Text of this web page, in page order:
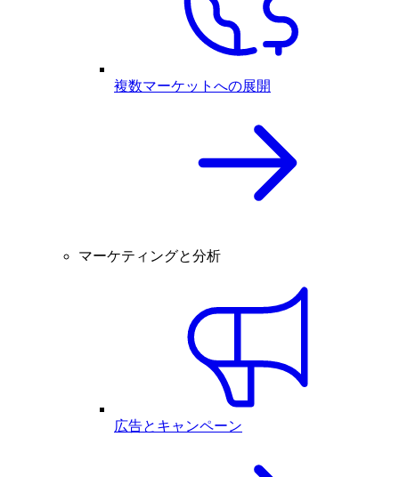
複数マーケットへの展開
マーケティングと分析
広告とキャンペーン